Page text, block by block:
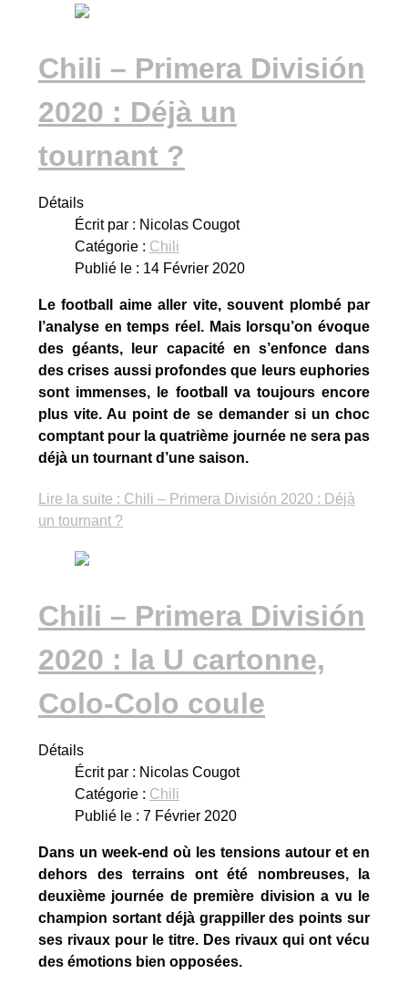
Chili – Primera División
2020 : Déjà un
tournant ?
Détails
Écrit par : Nicolas Cougot
Catégorie : Chili
Publié le : 14 Février 2020
Le football aime aller vite, souvent plombé par
l’analyse en temps réel. Mais lorsqu’on évoque
des géants, leur capacité en s’enfonce dans
des crises aussi profondes que leurs euphories
sont immenses, le football va toujours encore
plus vite. Au point de se demander si un choc
comptant pour la quatrième journée ne sera pas
déjà un tournant d’une saison.
Lire la suite : Chili – Primera División 2020 : Déjà
un tournant ?
Chili – Primera División
2020 : la U cartonne,
Colo-Colo coule
Détails
Écrit par : Nicolas Cougot
Catégorie : Chili
Publié le : 7 Février 2020
Dans un week-end où les tensions autour et en
dehors des terrains ont été nombreuses, la
deuxième journée de première division a vu le
champion sortant déjà grappiller des points sur
ses rivaux pour le titre. Des rivaux qui ont vécu
des émotions bien opposées.